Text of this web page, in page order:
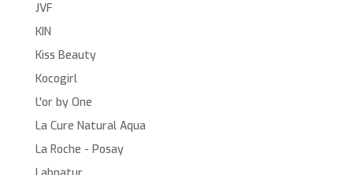
JVF
KIN
Kiss Beauty
Kocogirl
L'or by One
La Cure Natural Aqua
La Roche - Posay